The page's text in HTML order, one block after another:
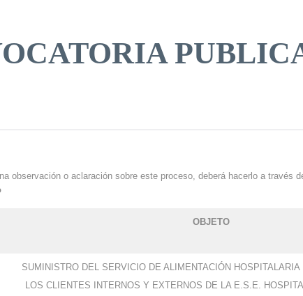
observación o aclaración sobre este proceso, deberá hacerlo a través
OBJETO
SUMINISTRO DEL SERVICIO DE ALIMENTACIÓN
LOS CLIENTES INTERNOS Y EXTERNOS DE LA E.S.E.